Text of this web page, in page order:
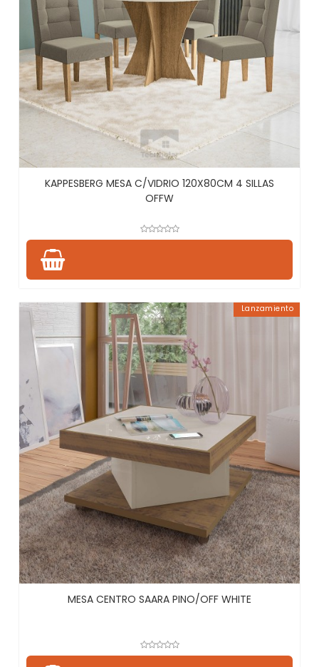
KAPPESBERG MESA C/VIDRIO 120X80CM 4 SILLAS
OFFW
Lanzamiento
MESA CENTRO SAARA PINO/OFF WHITE